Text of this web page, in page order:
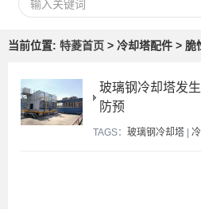
当前位置: 特菱首页 > 冷却塔配件 > 脆
玻璃钢冷却塔发
防预
TAGS： 玻璃钢冷却塔 |